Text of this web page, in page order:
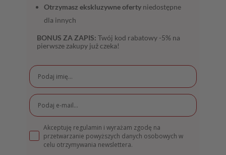
Otrzymasz ekskluzywne oferty niedostępne
dla innych
BONUS ZA ZAPIS: Twój kod rabatowy -5% na
pierwsze zakupy już czeka!
Akceptuję regulamin i wyrażam zgodę na
przetwarzanie powyższych danych osobowych w
celu otrzymywania newslettera.